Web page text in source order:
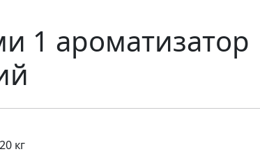
1 ароматизатор
кг